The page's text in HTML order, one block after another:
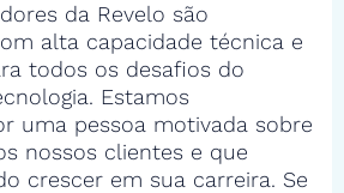
da Revelo são
alta capacidade técnica e
todos os desafios do
Estamos
uma pessoa motivada sobre
nossos clientes e que
crescer em sua carreira. Se